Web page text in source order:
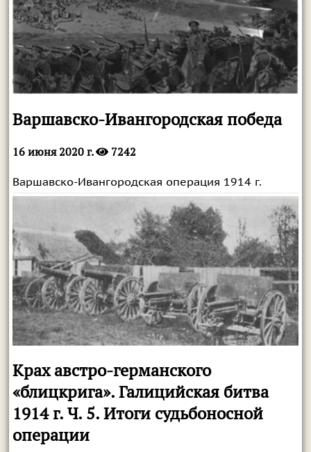
Варшавско-Ивангородская победа
16 июня 2020 г. 7242
Варшавско-Ивангородская операция 1914 г.
Крах австро-германского
«блицкрига». Галицийская битва
1914 г. Ч. 5. Итоги судьбоносной
операции